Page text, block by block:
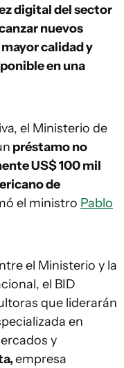
digital del sector
nuevos
calidad y
en una
el Ministerio de
préstamo no
US$ 100 mil
de
el ministro Pablo
el Ministerio y la
el BID
que liderarán
en
y
empresa